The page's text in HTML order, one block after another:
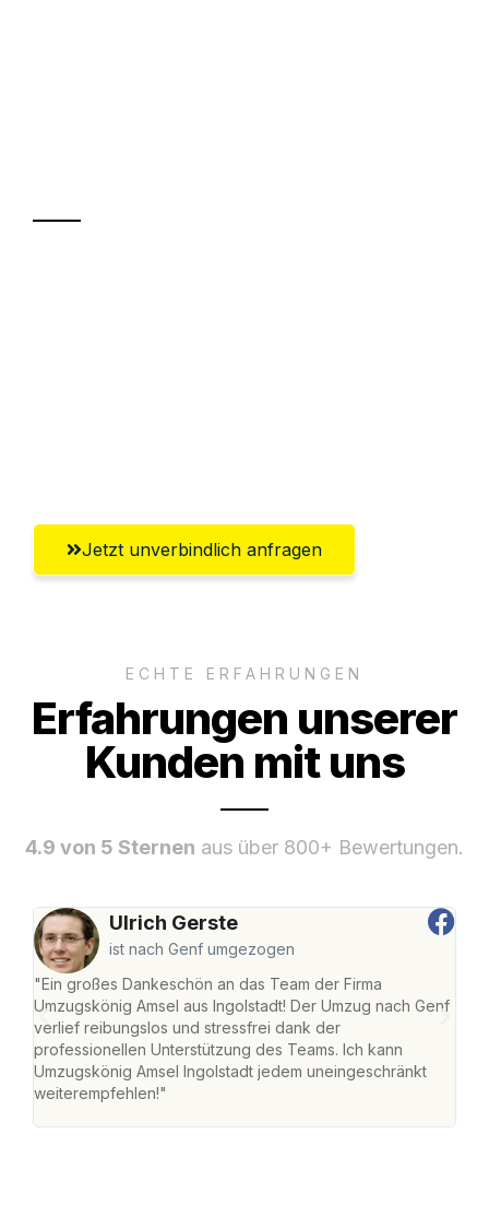
Jetzt unverbindlich anfragen
ECHTE ERFAHRUNGEN
Erfahrungen unserer
Kunden mit uns
4.9 von 5 Sternen aus über 800+ Bewertungen.
Ulrich Gerste
ist nach Genf umgezogen
"Ein großes Dankeschön an das Team der Firma
Umzugskönig Amsel aus Ingolstadt! Der Umzug nach Genf
verlief reibungslos und stressfrei dank der
professionellen Unterstützung des Teams. Ich kann
Umzugskönig Amsel Ingolstadt jedem uneingeschränkt
weiterempfehlen!"